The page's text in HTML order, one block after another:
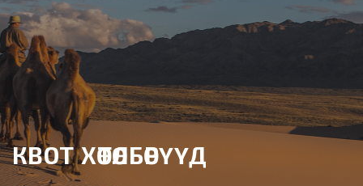
КВОТ ХӨТӨЛБӨРҮҮД